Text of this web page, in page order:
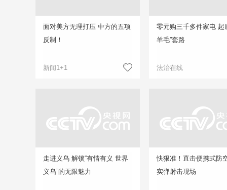
面对美方无理打压 中方的五项
反制！
新闻1+1
零元购三千多件家电 起
羊毛”套路
法治在线
走进义乌 解锁“有情有义 世界
义乌”的无限魅力
快狠准！直击便携式防
实弹射击现场